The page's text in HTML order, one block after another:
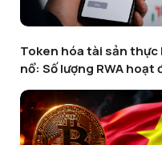
Token hóa tài sản
nổ: Số lượng RWA hoạt
tăng gần 600% bất
trường crypto suy yếu